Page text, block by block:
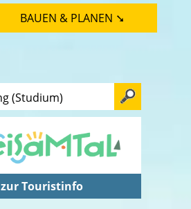
BAUEN & PLANEN ➘
zur Touristinfo